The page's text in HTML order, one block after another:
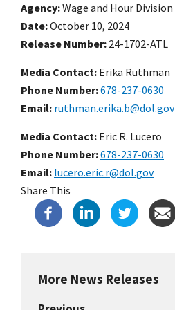
Agency Wage and Hour Division
Date October 10, 2024
Release Number 24-1702-ATL
Media Contact: Erika Ruthman
Phone Number 678-237-0630
Email ruthman.erika.b@dol.gov
Media Contact: Eric R. Lucero
Phone Number 678-237-0630
Email lucero.eric.r@dol.gov
Share This
More News Releases